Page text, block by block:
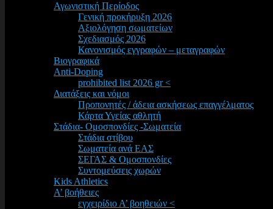
Αγωνιστική Περίοδος
Γενική προκήρυξη 2026
Αξιολόγηση σωματείων
Σχεδιασμός 2026
Κανονισμός εγγραφών – μεταγραφών
Βιογραφικά
Anti-Doping
prohibited list 2026 gr <
Διατάξεις και νόμοι
Προπονητές / άδεια ασκήσεως επαγγέλματος
Κάρτα Υγείας αθλητή
Στάδια- Ομοσπονδίες -Σωματεία
Στάδια στίβου
Σωματεία ανά ΕΑΣ
ΣΕΓΑΣ & Ομοσπονδίες
Συντομεύσεις χωρών
Kids Athletics
Α’ βοήθειες
εγχειρίδιο Α’ βοηθειών <